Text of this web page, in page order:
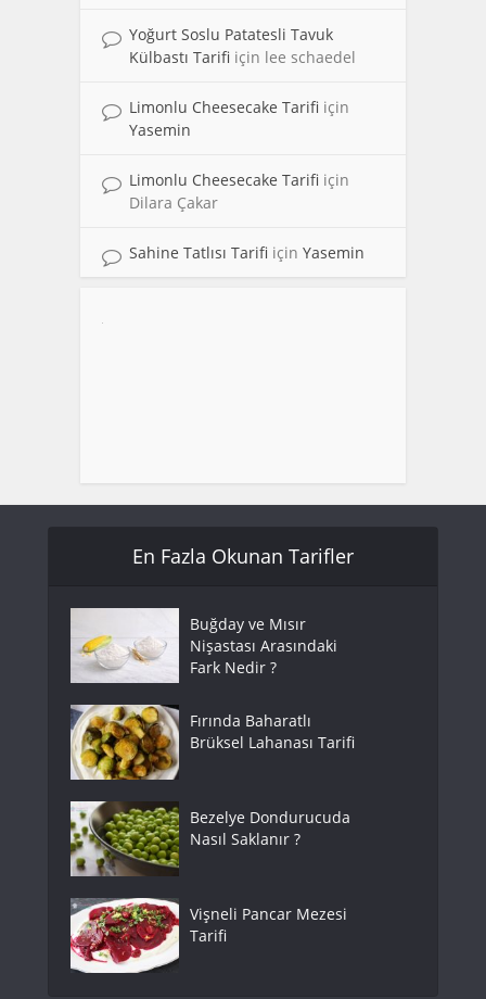
Yoğurt Soslu Patatesli Tavuk
Külbastı Tarifi için lee schaedel
Limonlu Cheesecake Tarifi için
Yasemin
Limonlu Cheesecake Tarifi için
Dilara Çakar
Sahine Tatlısı Tarifi için Yasemin
En Fazla Okunan Tarifler
Buğday ve Mısır
Nişastası Arasındaki
Fark Nedir ?
Fırında Baharatlı
Brüksel Lahanası Tarifi
Bezelye Dondurucuda
Nasıl Saklanır ?
Vişneli Pancar Mezesi
Tarifi